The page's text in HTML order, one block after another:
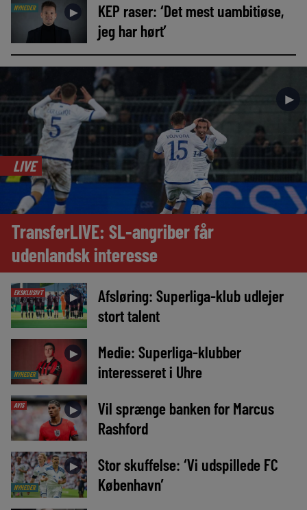
NYHEDER ►
KEP raser: ‘Det mest uambitiøse,
jeg har hørt’
►
LIVE
TransferLIVE: SL-angriber får
udenlandsk interesse
EKSKLUSIVT ►
Afsløring: Superliga-klub udlejer
stort talent
NYHEDER
►
Medie: Superliga-klubber
interesseret i Uhre
AVIS ►
Vil sprænge banken for Marcus
Rashford
NYHEDER
►
Stor skuffelse: ‘Vi udspillede FC
København’